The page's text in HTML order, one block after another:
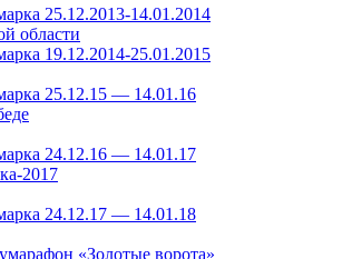
25.12.2013-14.01.2014
области
19.12.2014-25.01.2015
25.12.15 — 14.01.16
24.12.16 — 14.01.17
2017
24.12.17 — 14.01.18
«Золотые ворота»